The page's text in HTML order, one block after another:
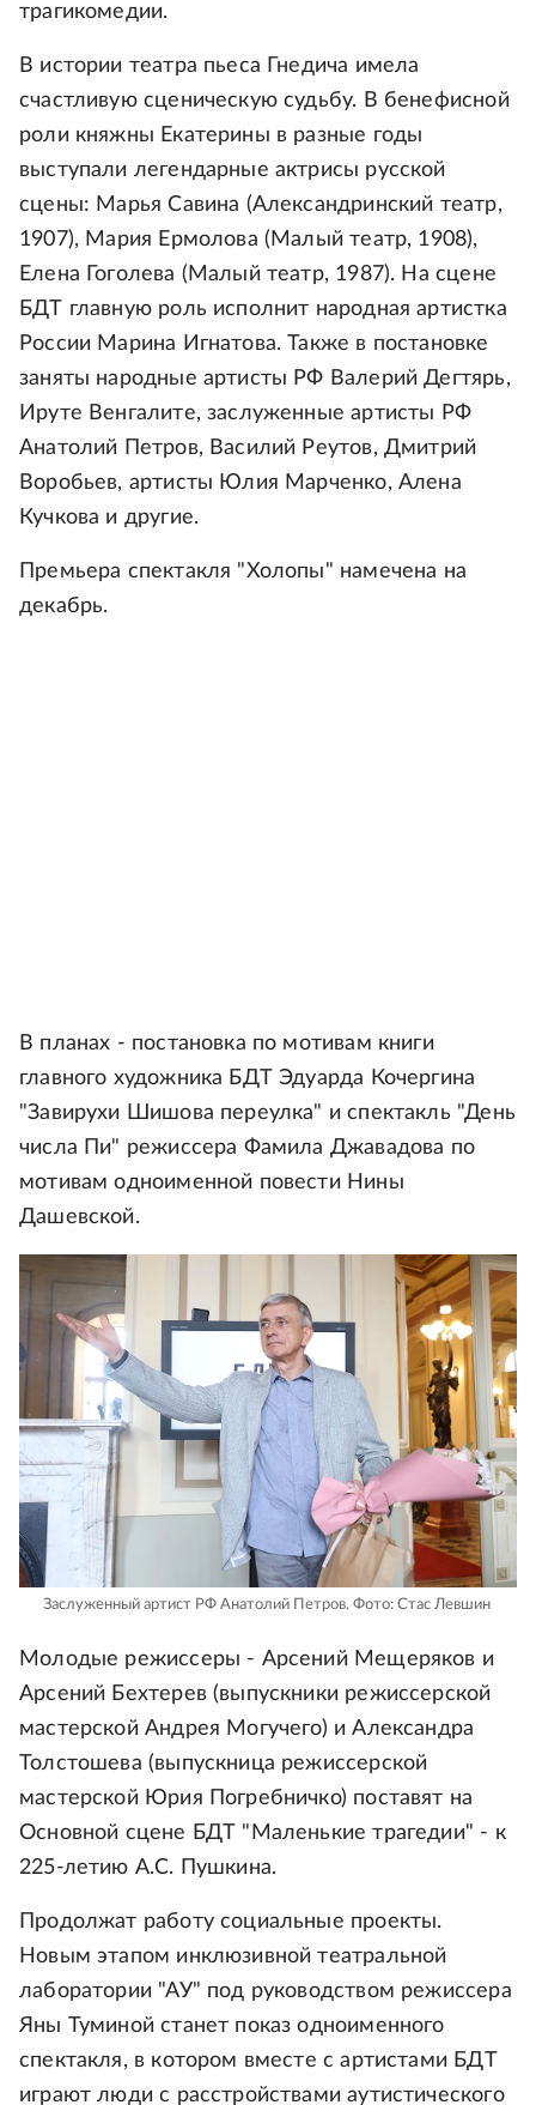
трагикомедии.
В истории театра пьеса Гнедича имела
счастливую сценическую судьбу. В бенефисной
роли княжны Екатерины в разные годы
выступали легендарные актрисы русской
сцены: Марья Савина (Александринский театр,
1907), Мария Ермолова (Малый театр, 1908),
Елена Гоголева (Малый театр, 1987). На сцене
БДТ главную роль исполнит народная артистка
России Марина Игнатова. Также в постановке
заняты народные артисты РФ Валерий Дегтярь,
Ируте Венгалите, заслуженные артисты РФ
Анатолий Петров, Василий Реутов, Дмитрий
Воробьев, артисты Юлия Марченко, Алена
Кучкова и другие.
Премьера спектакля "Холопы" намечена на
декабрь.
В планах - постановка по мотивам книги
главного художника БДТ Эдуарда Кочергина
"Завирухи Шишова переулка" и спектакль "День
числа Пи" режиссера Фамила Джавадова по
мотивам одноименной повести Нины
Дашевской.
Заслуженный артист РФ Анатолий Петров. Фото: Стас Левшин
Молодые режиссеры - Арсений Мещеряков и
Арсений Бехтерев (выпускники режиссерской
мастерской Андрея Могучего) и Александра
Толстошева (выпускница режиссерской
мастерской Юрия Погребничко) поставят на
Основной сцене БДТ "Маленькие трагедии" - к
225-летию А.С. Пушкина.
Продолжат работу социальные проекты.
Новым этапом инклюзивной театральной
лаборатории "АУ" под руководством режиссера
Яны Туминой станет показ одноименного
спектакля, в котором вместе с артистами БДТ
играют люди с расстройствами аутистического